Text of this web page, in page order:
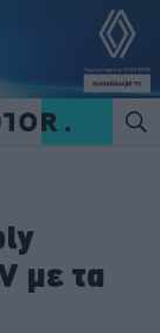
με τα